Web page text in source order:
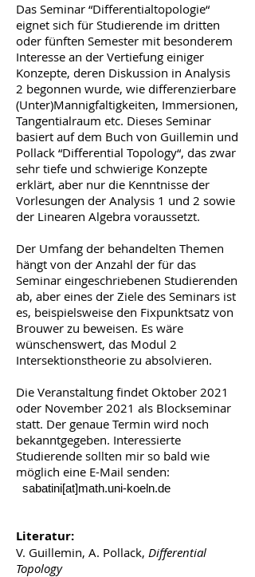
Das Seminar “Differentialtopologie“
eignet sich für Studierende im dritten
oder fünften Semester mit besonderem
Interesse an der Vertiefung einiger
Konzepte, deren Diskussion in Analysis
2 begonnen wurde, wie differenzierbare
(Unter)Mannigfaltigkeiten, Immersionen,
Tangentialraum etc. Dieses Seminar
basiert auf dem Buch von Guillemin und
Pollack “Differential Topology“, das zwar
sehr tiefe und schwierige Konzepte
erklärt, aber nur die Kenntnisse der
Vorlesungen der Analysis 1 und 2 sowie
der Linearen Algebra voraussetzt.
Der Umfang der behandelten Themen
hängt von der Anzahl der für das
Seminar eingeschriebenen Studierenden
ab, aber eines der Ziele des Seminars ist
es, beispielsweise den Fixpunktsatz von
Brouwer zu beweisen. Es wäre
wünschenswert, das Modul 2
Intersektionstheorie zu absolvieren.
Die Veranstaltung findet Oktober 2021
oder November 2021 als Blockseminar
statt. Der genaue Termin wird noch
bekanntgegeben. Interessierte
Studierende sollten mir so bald wie
möglich eine E-Mail senden:
sabatini[at]math.uni-koeln.de
Literatur:
V. Guillemin, A. Pollack, Differential
Topology